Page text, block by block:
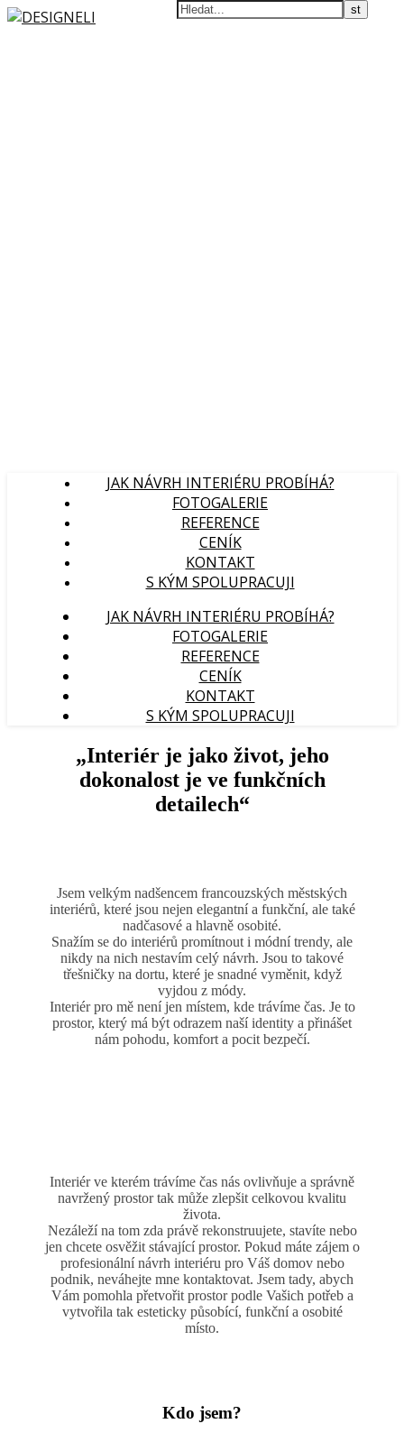
JAK NÁVRH INTERIÉRU PROBÍHÁ?
FOTOGALERIE
REFERENCE
CENÍK
KONTAKT
S KÝM SPOLUPRACUJI
JAK NÁVRH INTERIÉRU PROBÍHÁ?
FOTOGALERIE
REFERENCE
CENÍK
KONTAKT
S KÝM SPOLUPRACUJI
„Interiér je jako život, jeho
dokonalost je ve funkčních
detailech“
Jsem velkým nadšencem francouzských městských
interiérů, které jsou nejen elegantní a funkční, ale také
nadčasové a hlavně osobité.
Snažím se do interiérů promítnout i módní trendy, ale
nikdy na nich nestavím celý návrh. Jsou to takové
třešničky na dortu, které je snadné vyměnit, když
vyjdou z módy.
Interiér pro mě není jen místem, kde trávíme čas. Je to
prostor, který má být odrazem naší identity a přinášet
nám pohodu, komfort a pocit bezpečí.
Interiér ve kterém trávíme čas nás ovlivňuje a správně
navržený prostor tak může zlepšit celkovou kvalitu
života.
Nezáleží na tom zda právě rekonstruujete, stavíte nebo
jen chcete osvěžit stávající prostor. Pokud máte zájem o
profesionální návrh interiéru pro Váš domov nebo
podnik, neváhejte mne kontaktovat. Jsem tady, abych
Vám pomohla přetvořit prostor podle Vašich potřeb a
vytvořila tak esteticky působící, funkční a osobité
místo.
Kdo jsem?